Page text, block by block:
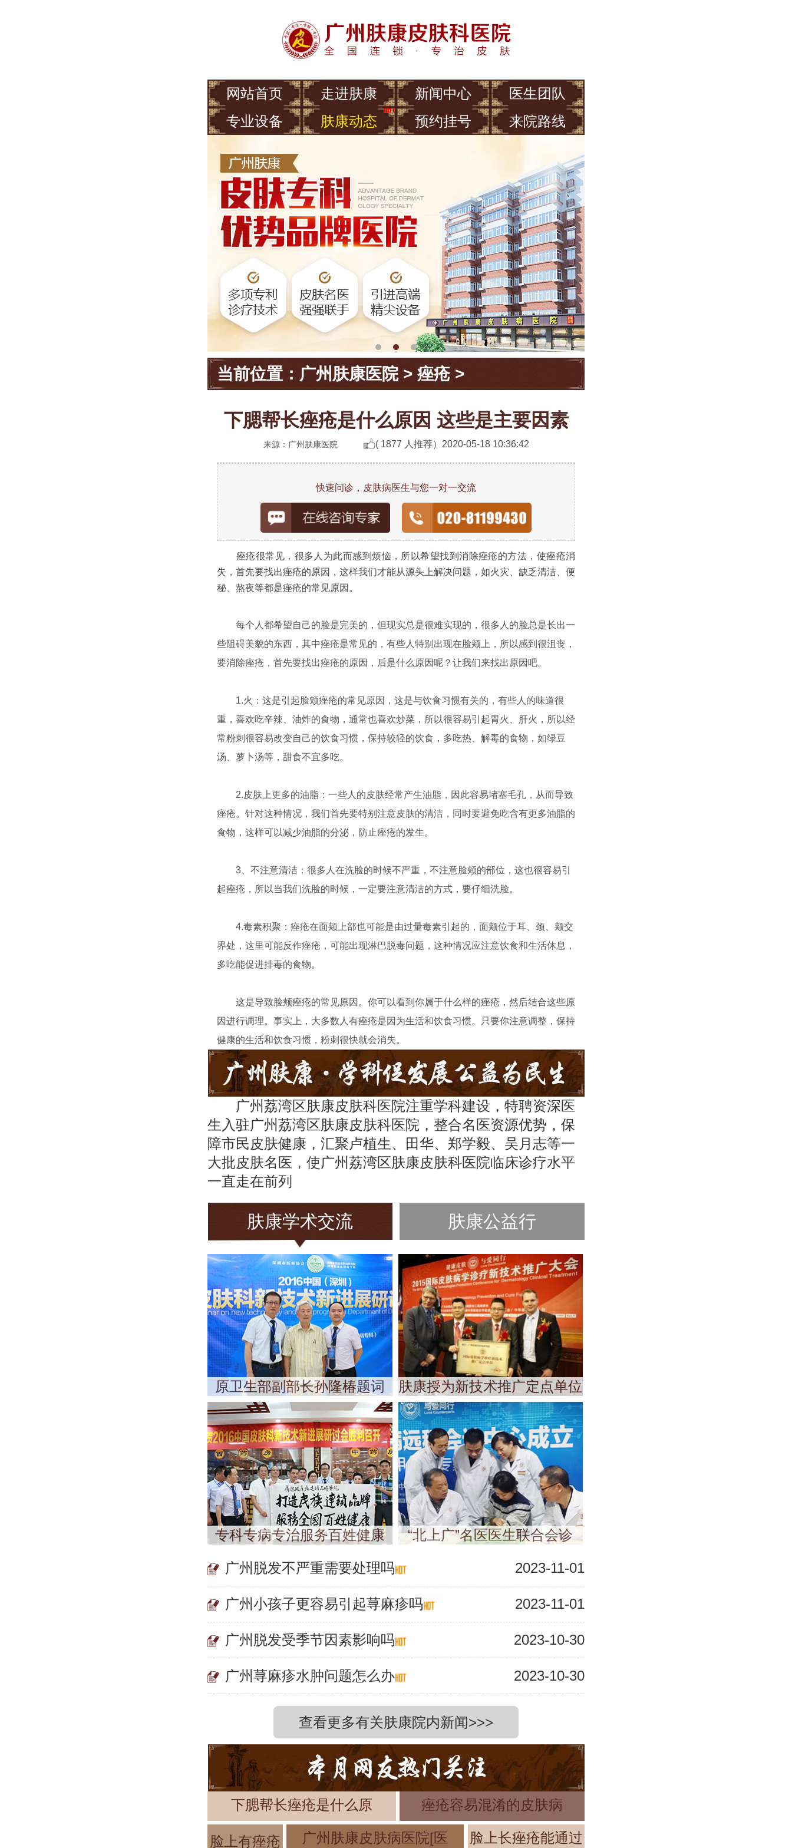
网站首页 走进肤康 新闻中心
医生团队
专业设备
肤康动态 预约挂号 来院路线
当前位置： 广州肤康医院> 痤疮 >
下腮帮长痤疮是什么原因 这些是主要因素
来源：广州肤康医院 ( 1877 人推荐） 2020-05-18 10:36:42
快速问诊，皮肤病医生与您一对一交流
痤疮很常见，很多人为此而感到烦恼，所以希望找到消除痤疮的方法，使痤疮消
失，首先要找出痤疮的原因，这样我们才能从源头上解决问题，如火灾、缺乏清洁、便
秘、熬夜等都是痤疮的常见原因。
每个人都希望自己的脸是完美的，但现实总是很难实现的，很多人的脸总是长出一
些阻碍美貌的东西，其中痤疮是常见的，有些人特别出现在脸颊上，所以感到很沮丧，
要消除痤疮，首先要找出痤疮的原因，后是什么原因呢？让我们来找出原因吧。
1.火：这是引起脸颊痤疮的常见原因，这是与饮食习惯有关的，有些人的味道很
重，喜欢吃辛辣、油炸的食物，通常也喜欢炒菜，所以很容易引起胃火、肝火，所以经
常粉刺很容易改变自己的饮食习惯，保持较轻的饮食，多吃热、解毒的食物，如绿豆
汤、萝卜汤等，甜食不宜多吃。
2.皮肤上更多的油脂：一些人的皮肤经常产生油脂，因此容易堵塞毛孔，从而导致
痤疮。针对这种情况，我们首先要特别注意皮肤的清洁，同时要避免吃含有更多油脂的
食物，这样可以减少油脂的分泌，防止痤疮的发生。
3、不注意清洁：很多人在洗脸的时候不严重，不注意脸颊的部位，这也很容易引
起痤疮，所以当我们洗脸的时候，一定要注意清洁的方式，要仔细洗脸。
4.毒素积聚：痤疮在面颊上部也可能是由过量毒素引起的，面颊位于耳、颈、颊交
界处，这里可能反作痤疮，可能出现淋巴脱毒问题，这种情况应注意饮食和生活休息，
多吃能促进排毒的食物。
这是导致脸颊痤疮的常见原因。你可以看到你属于什么样的痤疮，然后结合这些原
因进行调理。事实上，大多数人有痤疮是因为生活和饮食习惯。只要你注意调整，保持
健康的生活和饮食习惯，粉刺很快就会消失。
广州荔湾区肤康皮肤科医院注重学科建设，特聘资深医
生入驻广州荔湾区肤康皮肤科医院，整合名医资源优势，保
障市民皮肤健康，汇聚卢植生、田华、郑学毅、吴月志等一
大批皮肤名医，使广州荔湾区肤康皮肤科医院临床诊疗水平
一直走在前列
肤康学术交流 肤康公益行
原卫生部副部长孙隆椿题词 肤康授为新技术推广定点单位
专科专病专治服务百姓健康 “北上广”名医医生联合会诊
广州脱发不严重需要处理吗 2023-11-01
广州小孩子更容易引起荨麻疹吗 2023-11-01
广州脱发受季节因素影响吗 2023-10-30
广州荨麻疹水肿问题怎么办 2023-10-30
查看更多有关肤康院内新闻>>>
下腮帮长痤疮是什么原 痤疮容易混淆的皮肤病
脸上有痤疮 广州肤康皮肤病医院[医 脸上长痤疮能通过